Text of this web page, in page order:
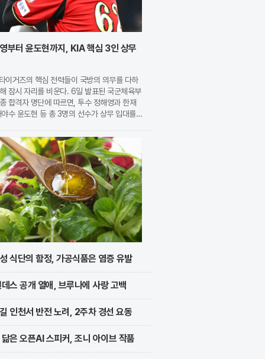
부터 윤도현까지, KIA 핵심 3인 상무
이거즈의 핵심 전력들이 국방의 의무를 다하
잠시 자리를 비운다. 6일 발표된 국군체육부
합격자 명단에 따르면, 투수 정해영과 한재
수 윤도현 등 총 3명의 선수가 상무 입대를
원하며 높은 경쟁률을 보였으나, 최종적으로 구
식단의 함정, 가공식품은 염증 유발
스 공개 열애, 브루나에 사랑 고백
인천서 반전 노려, 2주차 경선 요동
은 오픈AI 스피커, 조니 아이브 작품